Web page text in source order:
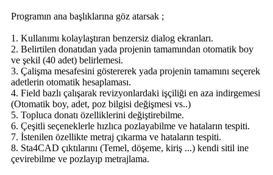
Programın ana başlıklarına göz atarsak ;
1. Kullanımı kolaylaştıran benzersiz dialog ekranları.
2. Belirtilen donatıdan yada projenin tamamından otomatik boy
ve şekil (40 adet) belirlemesi.
3. Çalişma mesafesini göstererek yada projenin tamamını seçerek
adetlerin otomatik hesaplaması.
4. Field bazlı çalışarak revizyonlardaki işçiliği en aza indirgemesi
(Otomatik boy, adet, poz bilgisi değişmesi vs..)
5. Topluca donatı özelliklerini değiştirebilme.
6. Çeşitli seçeneklerle hızlıca pozlayabilme ve hataların tespiti.
7. İstenilen özellikte metraj çıkarma ve hataların tespiti.
8. Sta4CAD çıktılarını (Temel, döşeme, kiriş ...) kendi sitil ine
çevirebilme ve pozlayıp metrajlama.